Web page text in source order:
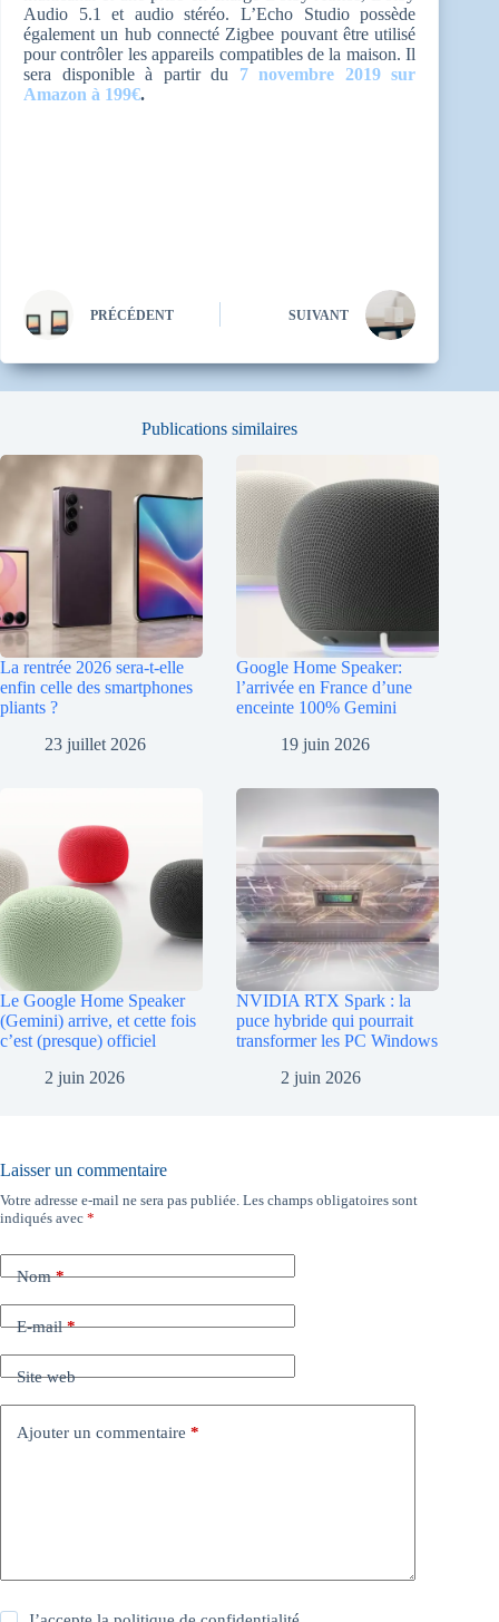
Audio 5.1 et audio stéréo. L’Echo Studio possède
également un hub connecté Zigbee pouvant être utilisé
pour contrôler les appareils compatibles de la maison. Il
sera disponible à partir du 7 novembre 2019 sur
Amazon à 199€.
PRÉCÉDENT SUIVANT
Publications similaires
La rentrée 2026 sera-t-elle
enfin celle des smartphones
pliants ?
23 juillet 2026
Google Home Speaker:
l’arrivée en France d’une
enceinte 100% Gemini
19 juin 2026
Le Google Home Speaker
(Gemini) arrive, et cette fois
c’est (presque) officiel
2 juin 2026
NVIDIA RTX Spark : la
puce hybride qui pourrait
transformer les PC Windows
2 juin 2026
Laisser un commentaire
Votre adresse e-mail ne sera pas publiée. Les champs obligatoires sont
indiqués avec *
Nom*
E-mail*
Site web
Ajouter un commentaire *